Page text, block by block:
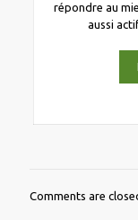
répondre au
aussi
Comments are